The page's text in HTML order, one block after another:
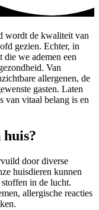
wordt de kwaliteit van
gezien. Echter, in
die we ademen een
Van
allergenen, de
gasten. Laten
van vitaal belang is en
door diverse
huisdieren kunnen
in de lucht.
allergische reacties